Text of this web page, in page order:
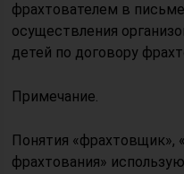
фрахтователем в
осуществления
детей по договору
Примечание.
Понятия «фрахтовщик»,
фрахтования»